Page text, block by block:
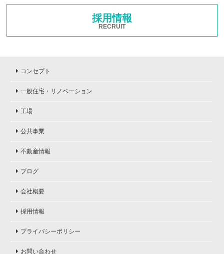
採用情報
RECRUIT
コンセプト
一般住宅・リノベーション
工場
公共事業
不動産情報
ブログ
会社概要
採用情報
プライバシーポリシー
お問い合わせ